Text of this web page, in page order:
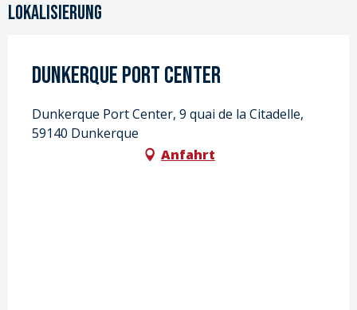
Lokalisierung
Dunkerque Port Center
Dunkerque Port Center, 9 quai de la Citadelle,
59140 Dunkerque
Anfahrt